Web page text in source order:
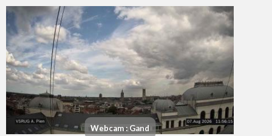
Webcam : Gand